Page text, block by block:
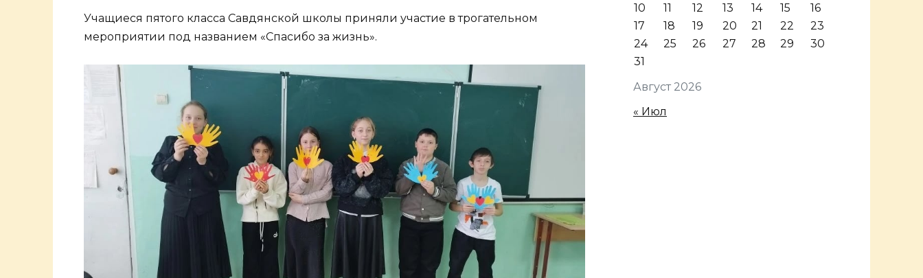
Учащиеся пятого класса Савдянской школы приняли участие в трогательном
мероприятии под названием «Спасибо за жизнь».
Август 2026
10
11 12 13 14 15
16
17
18 19 20 21 22
23
24
25 26 27 28 29
30
31
« Июл